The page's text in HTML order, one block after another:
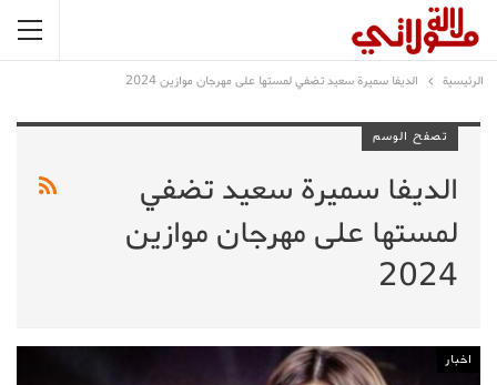
الرئيسية الديفا سميرة سعيد تضفي لمستها على مهرجان موازين 2024
تصفح الوسم
الديفا سميرة سعيد تضفي
لمستها على مهرجان موازين
2024
اخبار